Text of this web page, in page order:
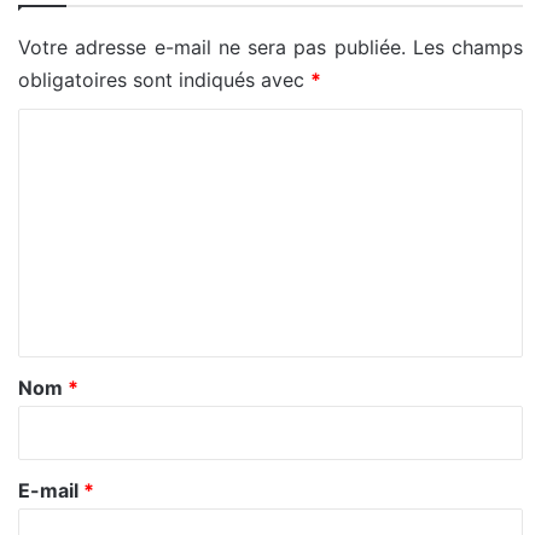
Votre adresse e-mail ne sera pas publiée. Les champs
obligatoires sont indiqués avec *
a
e
Nom *
E-mail *